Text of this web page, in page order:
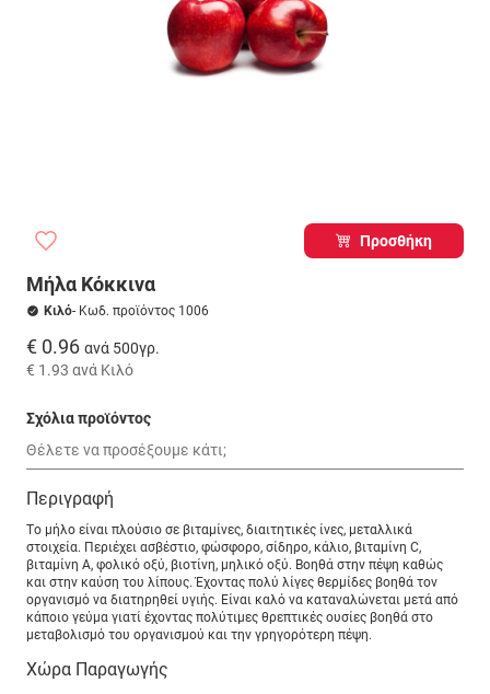
Προσθήκη
Μήλα Κόκκινα
Κιλό- Κωδ. προϊόντος 1006
€ 0.96 ανά 500γρ.
€ 1.93 ανά Κιλό
Σχόλια προϊόντος
Περιγραφή
Tο μήλο είναι πλούσιο σε βιταμίνες, διαιτητικές ίνες, μεταλλικά
στοιχεία. Περιέχει ασβέστιο, φώσφορο, σίδηρο, κάλιο, βιταμίνη C,
βιταμίνη A, φολικό οξύ, βιοτίνη, μηλικό οξύ. Βοηθά στην πέψη καθώς
και στην καύση του λίπους. Έχοντας πολύ λίγες θερμίδες βοηθά τον
οργανισμό να διατηρηθεί υγιής. Είναι καλό να καταναλώνεται μετά από
κάποιο γεύμα γιατί έχοντας πολύτιμες θρεπτικές ουσίες βοηθά στο
μεταβολισμό του οργανισμού και την γρηγορότερη πέψη.
Χώρα Παραγωγής